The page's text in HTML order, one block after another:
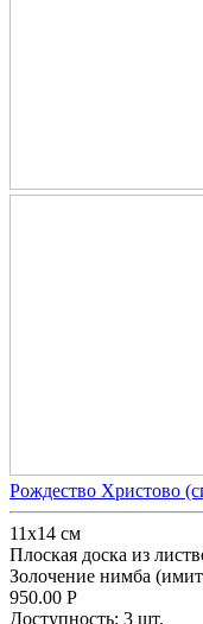
Рождество Христово
11х14 см
Плоская доска из
Золочение нимба
950.00 Р
Доступность: 3 шт.